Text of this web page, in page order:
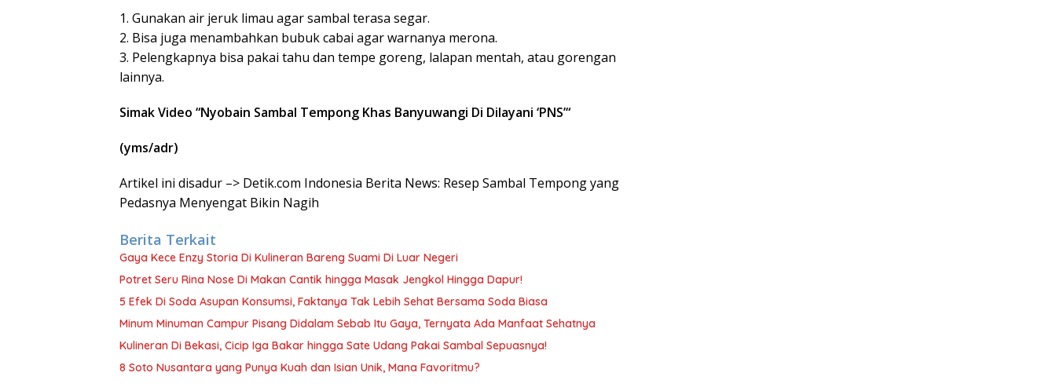
1. Gunakan air jeruk limau agar sambal terasa segar.
2. Bisa juga menambahkan bubuk cabai agar warnanya merona.
3. Pelengkapnya bisa pakai tahu dan tempe goreng, lalapan mentah, atau gorengan
lainnya.
Simak Video “Nyobain Sambal Tempong Khas Banyuwangi Di Dilayani ‘PNS’“
(yms/adr)
Artikel ini disadur –> Detik.com Indonesia Berita News: Resep Sambal Tempong yang
Pedasnya Menyengat Bikin Nagih
Berita Terkait
Gaya Kece Enzy Storia Di Kulineran Bareng Suami Di Luar Negeri
Potret Seru Rina Nose Di Makan Cantik hingga Masak Jengkol Hingga Dapur!
5 Efek Di Soda Asupan Konsumsi, Faktanya Tak Lebih Sehat Bersama Soda Biasa
Minum Minuman Campur Pisang Didalam Sebab Itu Gaya, Ternyata Ada Manfaat Sehatnya
Kulineran Di Bekasi, Cicip Iga Bakar hingga Sate Udang Pakai Sambal Sepuasnya!
8 Soto Nusantara yang Punya Kuah dan Isian Unik, Mana Favoritmu?